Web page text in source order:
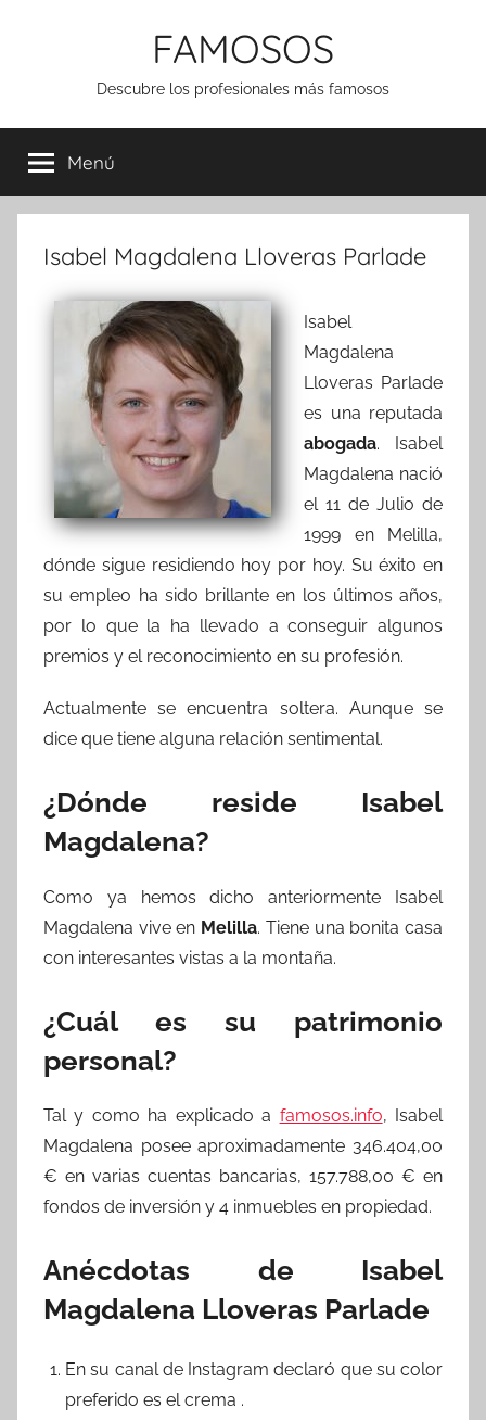
FAMOSOS
Descubre los profesionales más famosos
Menú
Isabel Magdalena Lloveras Parlade
Isabel
Magdalena
Lloveras Parlade
es una reputada
abogada. Isabel
Magdalena nació
el 11 de Julio de
1999 en Melilla,
dónde sigue residiendo hoy por hoy. Su éxito en
su empleo ha sido brillante en los últimos años,
por lo que la ha llevado a conseguir algunos
premios y el reconocimiento en su profesión.
Actualmente se encuentra soltera. Aunque se
dice que tiene alguna relación sentimental.
¿Dónde reside Isabel
Magdalena?
Como ya hemos dicho anteriormente Isabel
Magdalena vive en Melilla. Tiene una bonita casa
con interesantes vistas a la montaña.
¿Cuál es su patrimonio
personal?
Tal y como ha explicado a famosos.info, Isabel
Magdalena posee aproximadamente 346.404,00
€ en varias cuentas bancarias, 157.788,00 € en
fondos de inversión y 4 inmuebles en propiedad.
Anécdotas de Isabel
Magdalena Lloveras Parlade
En su canal de Instagram declaró que su color
preferido es el crema .